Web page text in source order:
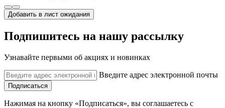
Добавить в лист ожидания
Подпишитесь на нашу рассылку
Узнавайте первыми об акциях и новинках
Введите адрес электронной почты
Подписаться
Нажимая на кнопку «Подписаться», вы соглашаетесь с